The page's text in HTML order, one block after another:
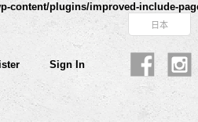
content/plugins/improved-include-
Sign In
日本